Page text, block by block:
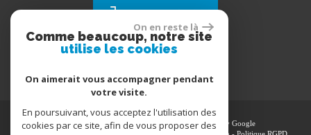
Espace propriétaires
© 2026 | Tous droits réservés | Traduction powered by Google
On en reste là
Comme beaucoup, notre site
utilise les cookies
On aimerait vous accompagner pendant
votre visite.
En poursuivant, vous acceptez l'utilisation des
cookies par ce site, afin de vous proposer des